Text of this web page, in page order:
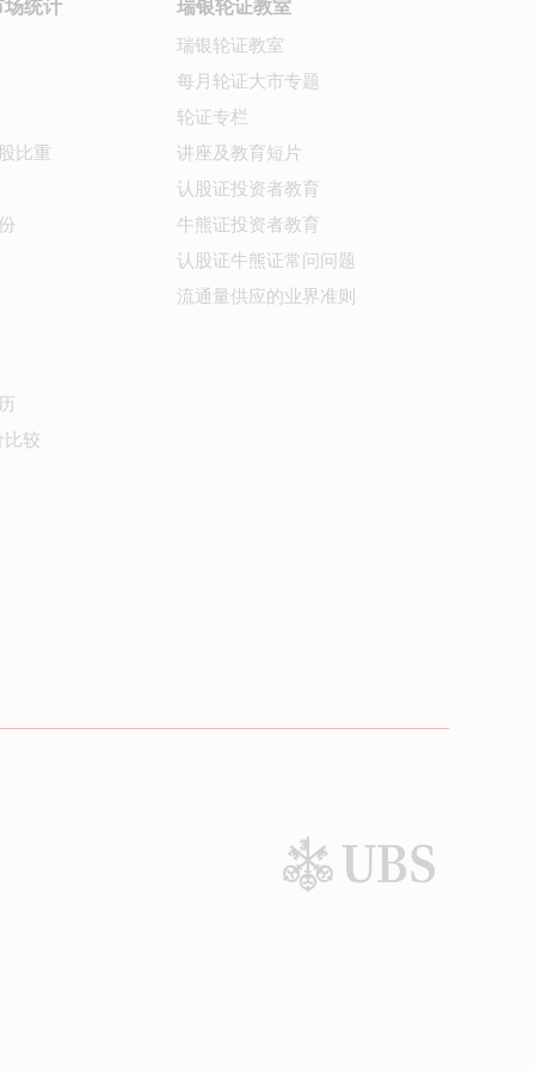
场统计
比重
比较
瑞银轮证教室
瑞银轮证教室
每月轮证大市专题
轮证专栏
讲座及教育短片
认股证投资者教育
牛熊证投资者教育
认股证牛熊证常问问题
流通量供应的业界准则